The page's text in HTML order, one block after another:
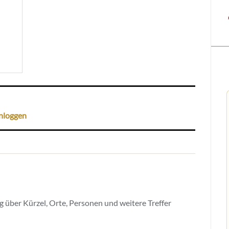
über Kürzel, Orte, Personen und weitere Treffer